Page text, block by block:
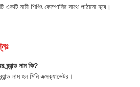
একটি নামী শিপিং কোম্পানির সাথে পাঠানো হবে।
ব্র্যান্ড নাম কি?
নাম হল মিনি এক্সক্যাভেটর।